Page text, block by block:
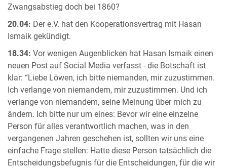
Zwangsabstieg doch bei 1860?
20.04: Der e.V. hat den Kooperationsvertrag mit Hasan
Ismaik gekündigt.
18.34: Vor wenigen Augenblicken hat Hasan Ismaik einen
neuen Post auf Social Media verfasst - die Botschaft ist
klar: “Liebe Löwen, ich bitte niemanden, mir zuzustimmen.
Ich verlange von niemandem, mir zuzustimmen. Und ich
verlange von niemandem, seine Meinung über mich zu
ändern. Ich bitte nur um eines: Bevor wir eine einzelne
Person für alles verantwortlich machen, was in den
vergangenen Jahren geschehen ist, sollten wir uns eine
einfache Frage stellen: Hatte diese Person tatsächlich die
Entscheidungsbefugnis für die Entscheidungen, für die wir